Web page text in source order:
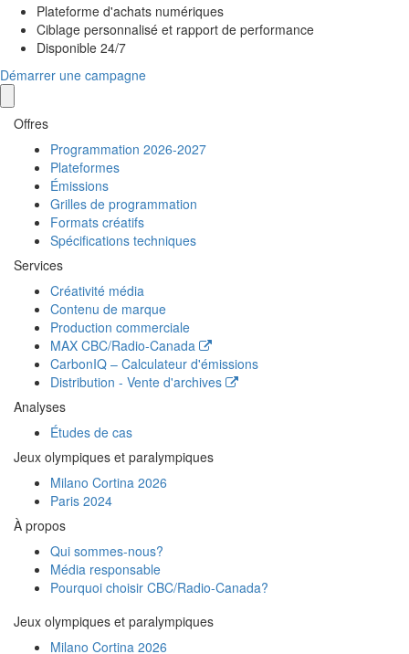
Plateforme d'achats numériques
Ciblage personnalisé et rapport de performance
Disponible 24/7
Démarrer une campagne
Offres
Programmation 2026-2027
Plateformes
Émissions
Grilles de programmation
Formats créatifs
Spécifications techniques
Services
Créativité média
Contenu de marque
Production commerciale
MAX CBC/Radio-Canada
CarbonIQ – Calculateur d'émissions
Distribution - Vente d'archives
Analyses
Études de cas
Jeux olympiques et paralympiques
Milano Cortina 2026
Paris 2024
À propos
Qui sommes-nous?
Média responsable
Pourquoi choisir CBC/Radio-Canada?
Jeux olympiques et paralympiques
Milano Cortina 2026